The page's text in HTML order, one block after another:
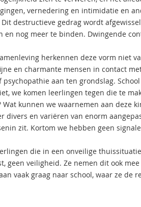
vernedering en intimidatie en
destructieve gedrag wordt
en nog meer te binden. Dwingende
herkennen deze vorm niet
en charmante mensen in contact
aan ten grondslag.
we komen leerlingen tegen die te
kunnen we waarnemen aan deze
divers en variëren van enorm
zit. Kortom we hebben geen
die in een onveilige
geen veiligheid. Ze nemen dit ook
vaak graag naar school, waar ze de